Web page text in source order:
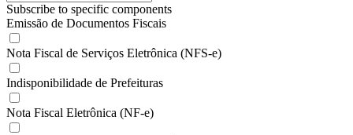
Subscribe to specific components
Emissão de Documentos Fiscais
Nota Fiscal de Serviços Eletrônica (NFS-e)
Indisponibilidade de Prefeituras
Nota Fiscal Eletrônica (NF-e)